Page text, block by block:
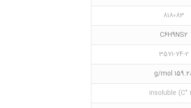
818083
C6H9NS2
3571-74-2
159.28 g/